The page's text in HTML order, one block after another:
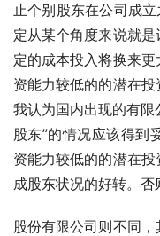
止个别股东在公司成
定从某个角度来说就
定的成本投入将换来
资能力较低的的潜在投
我认为国内出现的有限
股东”的情况应该得到
资能力较低的的潜在
成股东状况的好转。否
股份有限公司则不同